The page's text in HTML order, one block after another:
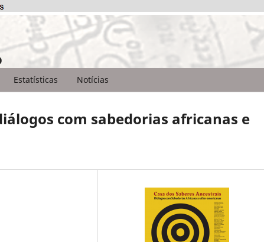
Estatísticas Notícias
com sabedorias africanas e